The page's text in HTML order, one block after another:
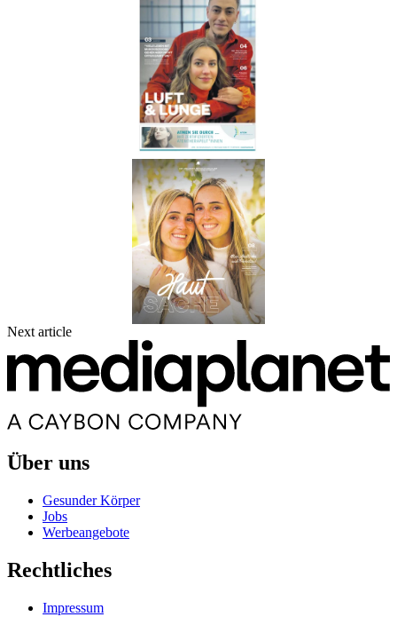
Next article
Über uns
Gesunder Körper
Jobs
Werbeangebote
Rechtliches
Impressum